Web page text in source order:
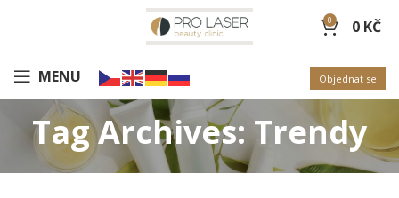
0 0 KČ
MENU Objednat se
Tag Archives: Trendy